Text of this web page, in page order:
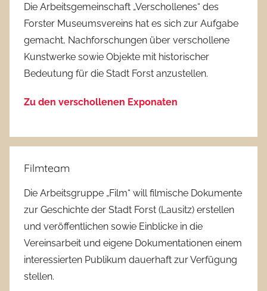
Die Arbeitsgemeinschaft „Verschollenes“ des
Forster Museumsvereins hat es sich zur Aufgabe
gemacht, Nachforschungen über verschollene
Kunstwerke sowie Objekte mit historischer
Bedeutung für die Stadt Forst anzustellen.
Zu den verschollenen Exponaten
Filmteam
Die Arbeitsgruppe „Film“ will filmische Dokumente
zur Geschichte der Stadt Forst (Lausitz) erstellen
und veröffentlichen sowie Einblicke in die
Vereinsarbeit und eigene Dokumentationen einem
interessierten Publikum dauerhaft zur Verfügung
stellen.